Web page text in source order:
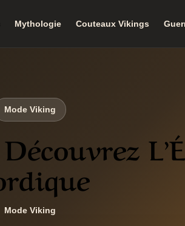
Mythologie Couteaux Vikings
Mode Viking
Mode Viking